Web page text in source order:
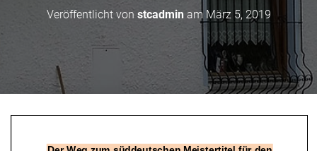
T
E
N
Veröffentlicht von stcadminam März 5, 2019